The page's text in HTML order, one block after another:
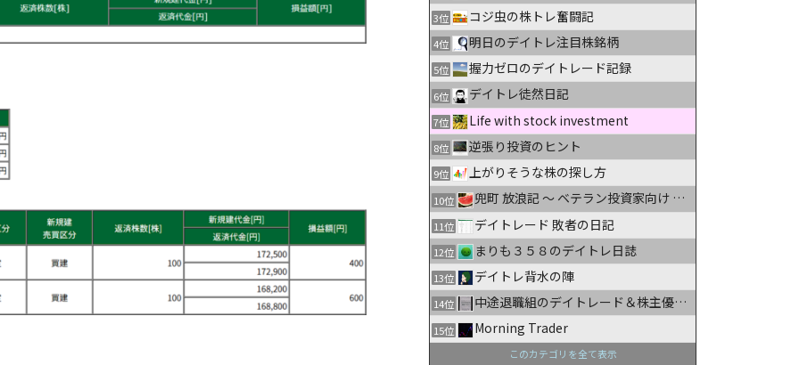
3位 コジ虫の株トレ奮闘記
4位 明日のデイトレ注目株銘柄
5位 握力ゼロのデイトレード記録
6位 デイトレ徒然日記
7位 Life with stock investment
8位 逆張り投資のヒント
9位 上がりそうな株の探し方
10位 兜町 放浪記 〜 ベテラン投資家向け 株式情報ブログ
11位 デイトレード 敗者の日記
12位 まりも３５８のデイトレ日誌
13位 デイトレ背水の陣
14位 中途退職組のデイトレード＆株主優待生活日記
15位 Morning Trader
このカテゴリを全て表示